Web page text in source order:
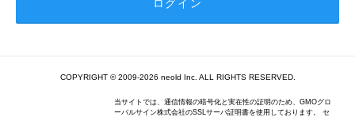
COPYRIGHT © 2009-2026 neold Inc. ALL RIGHTS RESERVED.
当サイトでは、通信情報の暗号化と実在性の証明のため、GMOグロ
ーバルサイン株式会社のSSLサーバ証明書を使用しております。 セ